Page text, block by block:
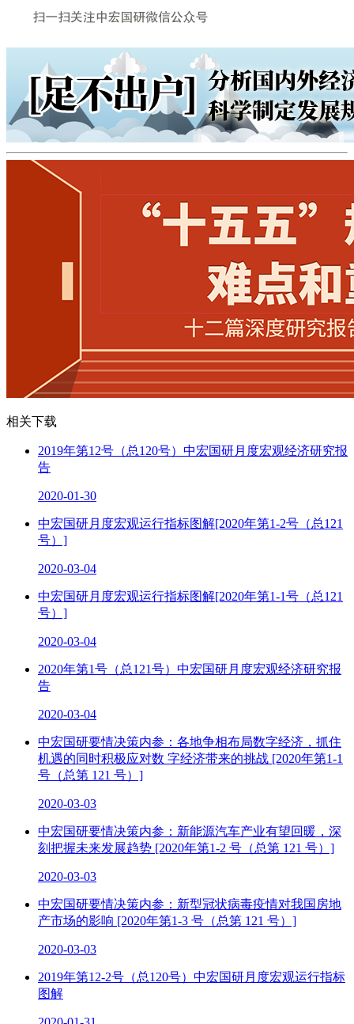
相关下载
2019年第12号（总120号）中宏国研月度宏观经济研究报
告
2020-01-30
中宏国研月度宏观运行指标图解[2020年第1-2号（总121
号）]
2020-03-04
中宏国研月度宏观运行指标图解[2020年第1-1号（总121
号）]
2020-03-04
2020年第1号（总121号）中宏国研月度宏观经济研究报
告
2020-03-04
中宏国研要情决策内参：各地争相布局数字经济，抓住
机遇的同时积极应对数 字经济带来的挑战 [2020年第1-1
号（总第 121 号）]
2020-03-03
中宏国研要情决策内参：新能源汽车产业有望回暖，深
刻把握未来发展趋势 [2020年第1-2 号（总第 121 号）]
2020-03-03
中宏国研要情决策内参：新型冠状病毒疫情对我国房地
产市场的影响 [2020年第1-3 号（总第 121 号）]
2020-03-03
2019年第12-2号（总120号）中宏国研月度宏观运行指标
图解